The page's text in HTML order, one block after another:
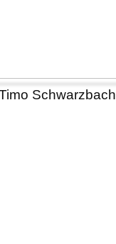
Schwarzbach